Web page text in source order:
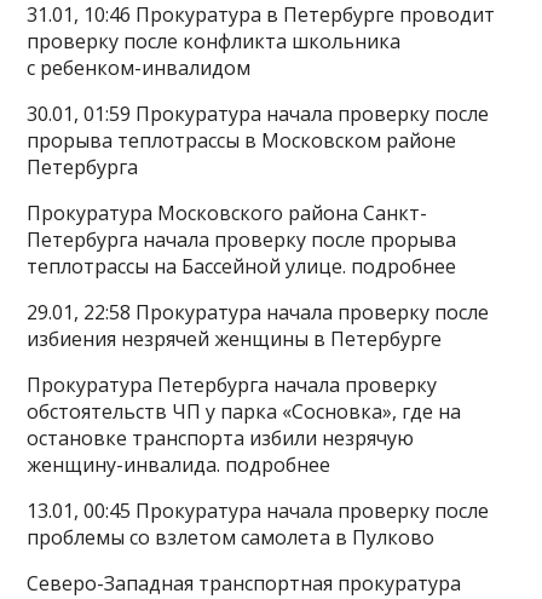
31.01, 10:46 Прокуратура в Петербурге проводит
проверку после конфликта школьника
с ребенком-инвалидом
30.01, 01:59 Прокуратура начала проверку после
прорыва теплотрассы в Московском районе
Петербурга
Прокуратура Московского района Санкт-
Петербурга начала проверку после прорыва
теплотрассы на Бассейной улице. подробнее
29.01, 22:58 Прокуратура начала проверку после
избиения незрячей женщины в Петербурге
Прокуратура Петербурга начала проверку
обстоятельств ЧП у парка «Сосновка», где на
остановке транспорта избили незрячую
женщину-инвалида. подробнее
13.01, 00:45 Прокуратура начала проверку после
проблемы со взлетом самолета в Пулково
Северо-Западная транспортная прокуратура